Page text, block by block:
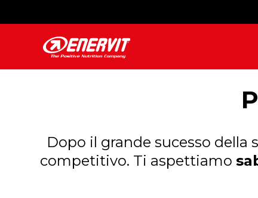
Dopo il grande sucesso della
competitivo. Ti aspettiamo